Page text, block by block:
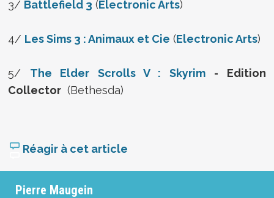
3/ Battlefield 3 (Electronic Arts)
4/ Les Sims 3 : Animaux et Cie (Electronic Arts)
5/ The Elder Scrolls V : Skyrim
- Edition
Collector (Bethesda)
Réagir à cet article
Pierre Maugein